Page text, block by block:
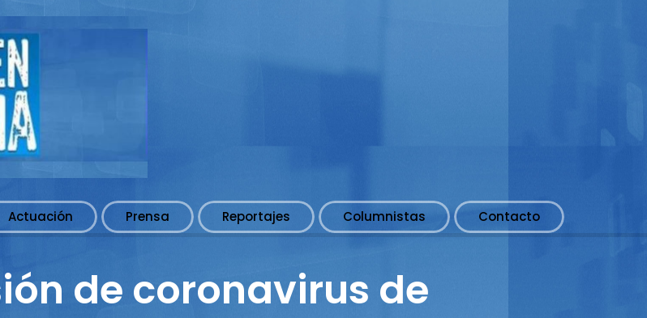
Actuación Prensa Reportajes Columnistas Contacto
de coronavirus de